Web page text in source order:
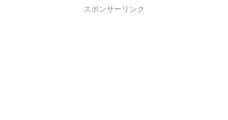
スポンサーリンク